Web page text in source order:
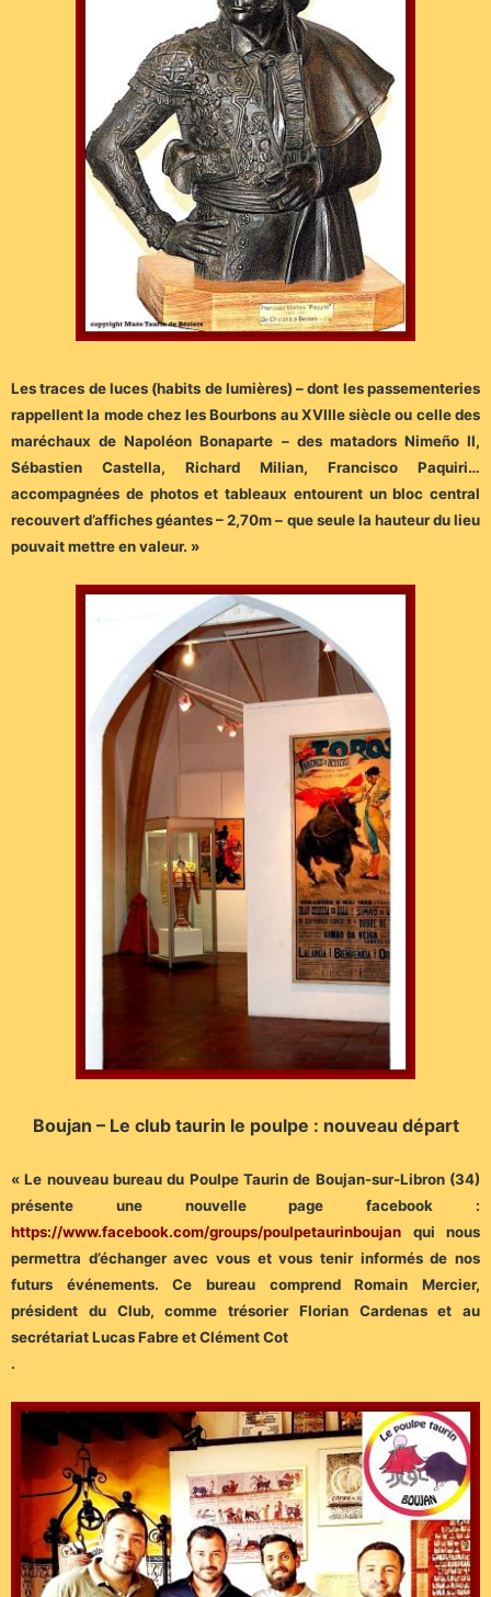
Les traces de luces (habits de lumières) – dont les passementeries
rappellent la mode chez les Bourbons au XVIIIe siècle ou celle des
maréchaux de Napoléon Bonaparte – des matadors Nimeño II,
Sébastien Castella, Richard Milian, Francisco Paquiri…
accompagnées de photos et tableaux entourent un bloc central
recouvert d’affiches géantes – 2,70m – que seule la hauteur du lieu
pouvait mettre en valeur. »
Boujan – Le club taurin le poulpe : nouveau départ
« Le nouveau bureau du Poulpe Taurin de Boujan-sur-Libron (34)
présente une nouvelle page facebook :
https://www.facebook.com/groups/poulpetaurinboujan
qui nous
permettra d’échanger avec vous et vous tenir informés de nos
futurs événements. Ce bureau comprend Romain Mercier,
président du Club, comme trésorier Florian Cardenas et au
secrétariat Lucas Fabre et Clément Cot
.